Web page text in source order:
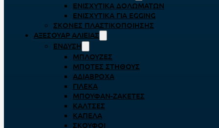
ΕΝΙΣΧΥΤΙΚΆ ΔΟΛΩΜΆΤΩΝ
ΕΝΙΣΧΥΤΙΚΆ ΓΙΑ EGGING
ΣΚΌΝΕΣ ΠΛΑΣΤΙΚΟΠΟΊΗΣΗΣ
ΑΞΕΣΟΥΆΡ ΑΛΙΕΊΑΣ
ΈΝΔΥΣΗ
ΜΠΛΟΎΖΕΣ
ΜΠΌΤΕΣ ΣΤΉΘΟΥΣ
ΑΔΙΆΒΡΟΧΑ
ΓΙΛΈΚΑ
ΜΠΟΥΦΆΝ-ΖΑΚΈΤΕΣ
ΚΆΛΤΣΕΣ
ΚΑΠΈΛΑ
ΣΚΟΎΦΟΙ